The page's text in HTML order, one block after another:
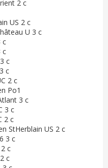
2 c
US 2 c
U 3 c
c
c
c
c
2 c
Po1
3 c
3 c
2 c
StHerblain US 2 c
3 c
c
c